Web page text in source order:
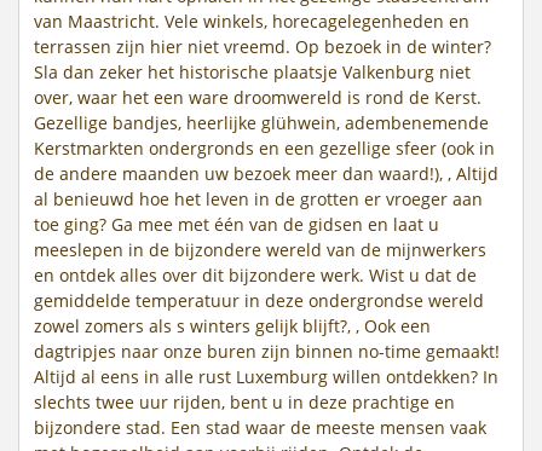
van Maastricht. Vele winkels, horecagelegenheden en
terrassen zijn hier niet vreemd. Op bezoek in de winter?
Sla dan zeker het historische plaatsje Valkenburg niet
over, waar het een ware droomwereld is rond de Kerst.
Gezellige bandjes, heerlijke glühwein, adembenemende
Kerstmarkten ondergronds en een gezellige sfeer (ook in
de andere maanden uw bezoek meer dan waard!), , Altijd
al benieuwd hoe het leven in de grotten er vroeger aan
toe ging? Ga mee met één van de gidsen en laat u
meeslepen in de bijzondere wereld van de mijnwerkers
en ontdek alles over dit bijzondere werk. Wist u dat de
gemiddelde temperatuur in deze ondergrondse wereld
zowel zomers als s winters gelijk blijft?, , Ook een
dagtripjes naar onze buren zijn binnen no-time gemaakt!
Altijd al eens in alle rust Luxemburg willen ontdekken? In
slechts twee uur rijden, bent u in deze prachtige en
bijzondere stad. Een stad waar de meeste mensen vaak